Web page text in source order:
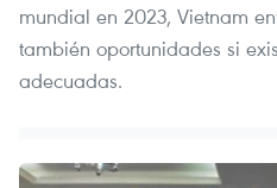
mundial en 2023, Vietnam
también oportunidades si
adecuadas.